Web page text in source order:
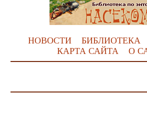
НОВОСТИ БИБЛИОТЕКА
КАРТА САЙТА
О